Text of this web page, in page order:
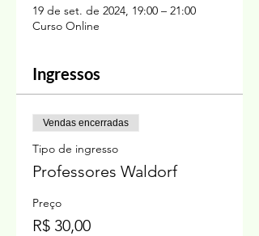
19 de set. de 2024, 19:00 – 21:00
Curso Online
Ingressos
Vendas encerradas
Tipo de ingresso
Professores Waldorf
Preço
R$ 30,00